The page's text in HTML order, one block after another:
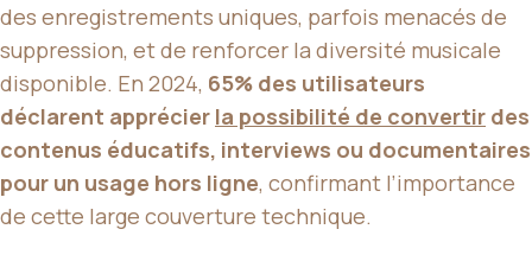
des enregistrements uniques, parfois menacés de
suppression, et de renforcer la diversité musicale
disponible. En 2024, 65% des utilisateurs
déclarent apprécier la possibilité de convertir des
contenus éducatifs, interviews ou documentaires
pour un usage hors ligne, confirmant l’importance
de cette large couverture technique.